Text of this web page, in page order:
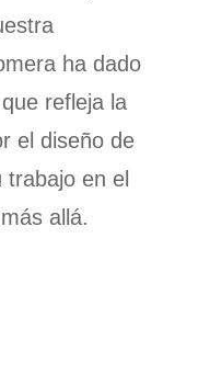
ha dado
refleja la
el diseño de
en el
allá.